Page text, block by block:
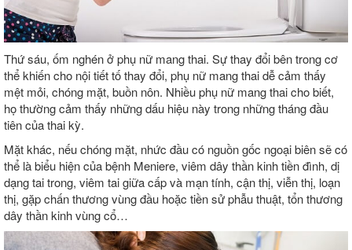
Thứ sáu, ốm nghén ở phụ nữ mang thai. Sự thay đổi bên trong cơ
thể khiến cho nội tiết tố thay đổi, phụ nữ mang thai dễ cảm thấy
mệt mỏi, chóng mặt, buồn nôn. Nhiều phụ nữ mang thai cho biết,
họ thường cảm thấy những dấu hiệu này trong những tháng đầu
tiên của thai kỳ.
Mặt khác, nếu chóng mặt, nhức đầu có nguồn gốc ngoại biên sẽ có
thể là biểu hiện của bệnh Meniere, viêm dây thần kinh tiền đình, dị
dạng tai trong, viêm tai giữa cấp và mạn tính, cận thị, viễn thị, loạn
thị, gặp chấn thương vùng đầu hoặc tiền sử phẫu thuật, tổn thương
dây thần kinh vùng cổ…